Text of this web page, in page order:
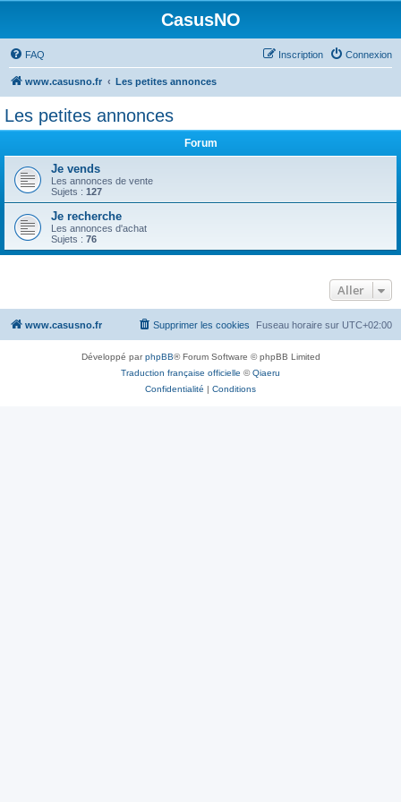
CasusNO
FAQ Connexion
Inscription
www.casusno.fr Les petites annonces
Les petites annonces
Forum
Je vends
Les annonces de vente
Sujets : 127
Je recherche
Les annonces d'achat
Sujets : 76
Aller
www.casusno.fr Fuseau horaire sur UTC+02:00
Supprimer les cookies
Développé parphpBB® Forum Software © phpBB Limited
Traduction française officielle ©Qiaeru
Confidentialité | Conditions